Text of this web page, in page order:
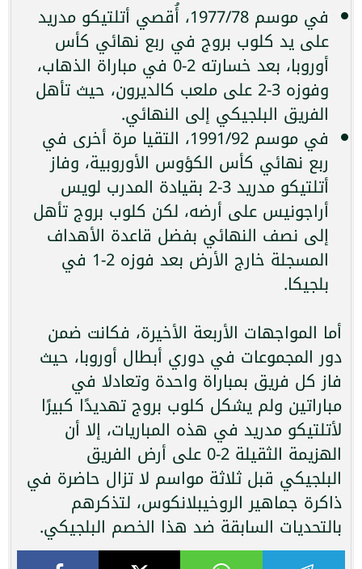
في موسم 1977/78، أُقصي أتلتيكو مدريد
على يد كلوب بروج في ربع نهائي كأس
أوروبا، بعد خسارته 2-0 في مباراة الذهاب،
وفوزه 3-2 على ملعب كالديرون، حيث تأهل
الفريق البلجيكي إلى النهائي.
في موسم 1991/92، التقيا مرة أخرى في
ربع نهائي كأس الكؤوس الأوروبية، وفاز
أتلتيكو مدريد 3-2 بقيادة المدرب لويس
أراجونيس على أرضه، لكن كلوب بروج تأهل
إلى نصف النهائي بفضل قاعدة الأهداف
المسجلة خارج الأرض بعد فوزه 2-1 في
بلجيكا.
أما المواجهات الأربعة الأخيرة، فكانت ضمن
دور المجموعات في دوري أبطال أوروبا، حيث
فاز كل فريق بمباراة واحدة وتعادلا في
مباراتين ولم يشكل كلوب بروج تهديدًا كبيرًا
لأتلتيكو مدريد في هذه المباريات، إلا أن
الهزيمة الثقيلة 2-0 على أرض الفريق
البلجيكي قبل ثلاثة مواسم لا تزال حاضرة في
ذاكرة جماهير الروخيبلانكوس، لتذكرهم
بالتحديات السابقة ضد هذا الخصم البلجيكي.